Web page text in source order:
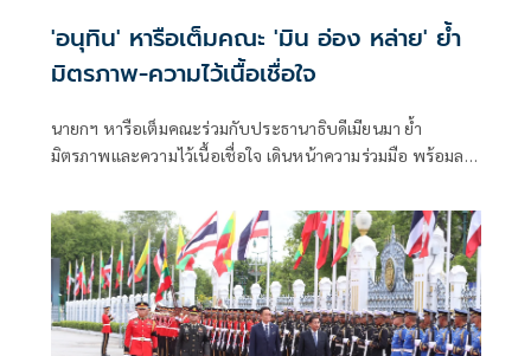
'อนุทิน' หารือเต็มคณะ 'มิน อ่อง หล่าย' ย้ำ
มิตรภาพ-ความไว้เนื้อเชื่อใจ
นายกฯ หารือเต็มคณะร่วมกับประธานาธิบดีเมียนมา ย้ำ
มิตรภาพและความไว้เนื้อเชื่อใจ เดินหน้าความร่วมมือ พร้อมลง
คุณภาพน้ำ -เทคโนโลยีอวกาศ